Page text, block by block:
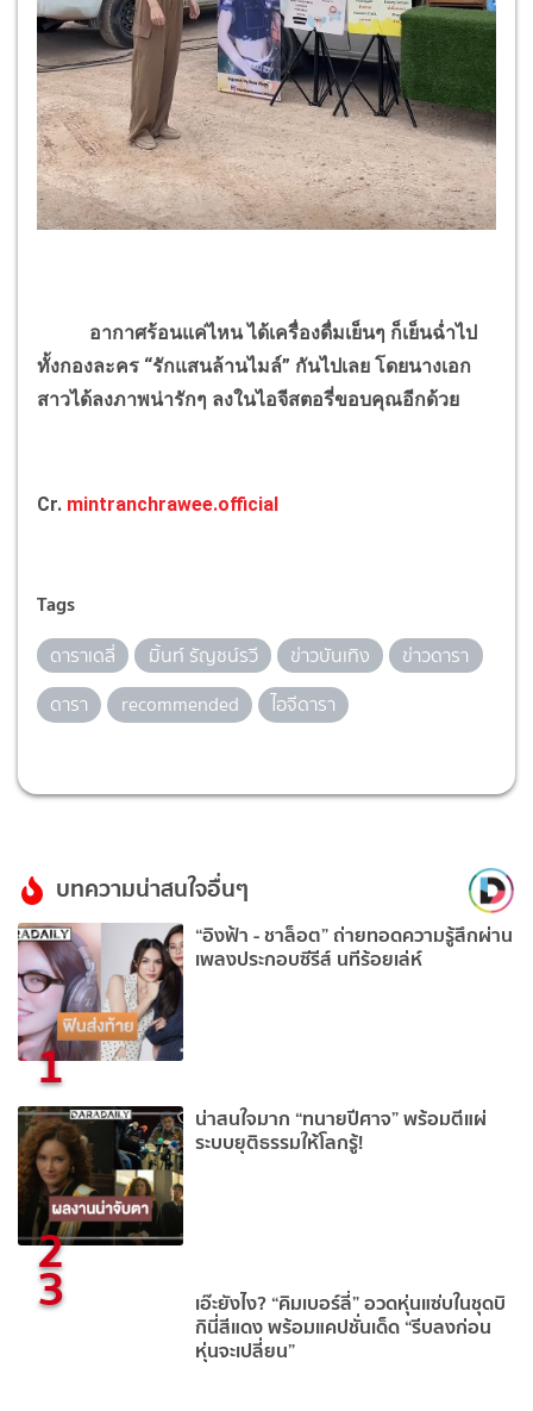
อากาศร้อนแค่ไหน ได้เครื่องดื่มเย็นๆ ก็เย็นฉ่ำไป
ทั้งกองละคร “รักแสนล้านไมล์” กันไปเลย โดยนางเอก
สาวได้ลงภาพน่ารักๆ ลงในไอจีสตอรี่ขอบคุณอีกด้วย
Cr. mintranchrawee.official
Tags
ดาราเดลี่ มิ้นท์ รัญชน์รวี ข่าวบันเทิง
ข่าวดารา
ดารา
recommended ไอจีดารา
บทความน่าสนใจอื่นๆ
1
“อิงฟ้า - ชาล็อต” ถ่ายทอดความรู้สึกผ่าน
เพลงประกอบซีรีส์ นทีร้อยเล่ห์
2
น่าสนใจมาก “ทนายปีศาจ” พร้อมตีแผ่
ระบบยุติธรรมให้โลกรู้!
3 เอ๊ะยังไง? “คิมเบอร์ลี่” อวดหุ่นแซ่บในชุดบิ
กินี่สีแดง พร้อมแคปชั่นเด็ด “รีบลงก่อน
หุ่นจะเปลี่ยน”